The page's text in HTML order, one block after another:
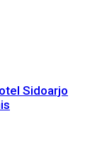
Sidoarjo